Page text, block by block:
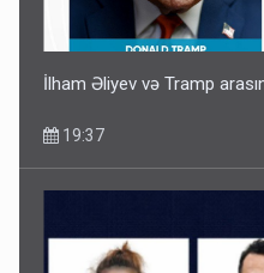
Hikmət Hacıyev
15:02
İlham Əliyev və Tramp
19:37